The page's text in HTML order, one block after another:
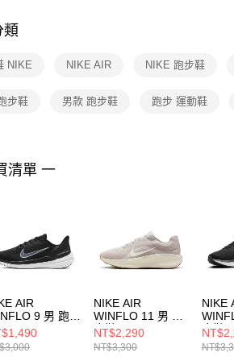
類
NIKE NIKE AIR NIKE 跑步鞋
步鞋 男款 跑步鞋 跑步 運動鞋
清單 一
AIR
9 男 跑步
NIKE AIR
WINFLO 11 男 跑
步鞋 FJ9509011
NT$2,290
NT$3,300
NIKE
步鞋